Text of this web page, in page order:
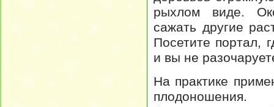
рыхлом виде.
сажать другие
Посетите портал,
и вы не
На практике